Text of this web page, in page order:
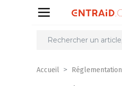
Partager
Accueil Réglementation